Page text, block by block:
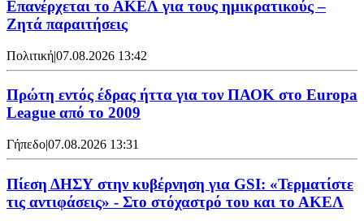
Επανέρχεται το ΑΚΕΛ για τους ημικρατικούς –
Ζητά παραιτήσεις
Πολιτική|07.08.2026 13:42
Πρώτη εντός έδρας ήττα για τον ΠΑΟΚ στο Europa
League από το 2009
Γήπεδο|07.08.2026 13:31
Πίεση ΔΗΣΥ στην κυβέρνηση για GSI: «Τερματίστε
τις αντιφάσεις» - Στο στόχαστρό του και το ΑΚΕΛ